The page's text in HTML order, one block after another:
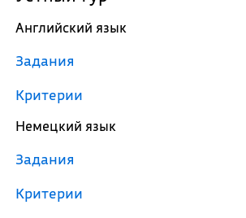
Английский язык
Задания
Критерии
Немецкий язык
Задания
Критерии